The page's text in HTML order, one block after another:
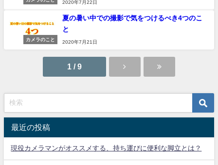
2020年7月22日
カメラのこと
夏の暑い中での撮影で気をつけるべき4つのこ
と
2020年7月21日
1 / 9
最近の投稿
現役カメラマンがオススメする、持ち運びに便利な脚立とは？